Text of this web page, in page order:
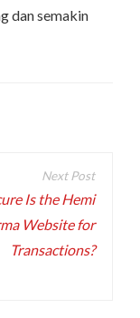
dan semakin
Is the Hemi
Website for
Transactions?